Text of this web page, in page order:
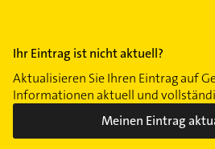
Ihr Eintrag ist nicht aktuell?
Aktualisieren Sie Ihren Eintrag auf
Informationen aktuell und
Meinen Eintrag